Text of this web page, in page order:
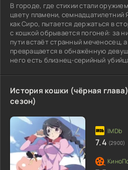
В городе, где стихии стали
цвету пламени, семнадцатилетний
как Сиро, пытается держаться в
с кошкой обрывается погоней: за
пути встаёт странный меченосец,
превращается в обнажённую
него есть близнец-серийный
История кошки (чёрная
сезон)
7.4 (2900)
100 1 2 3